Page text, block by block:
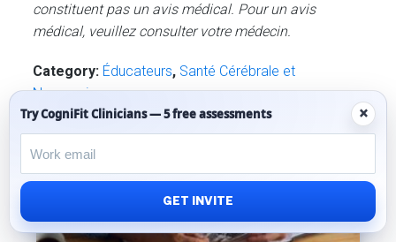
constituent pas un avis médical. Pour un avis
médical, veuillez consulter votre médecin.
Category: Éducateurs, Santé Cérébrale et
Neurosciences
Tag: apprentissage
Try CogniFit Clinicians — 5 free assessments ×
GET INVITE